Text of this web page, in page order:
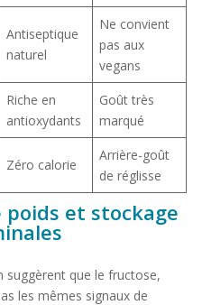
Antiseptique
naturel
Ne convient
pas aux
vegans
Riche en
antioxydants
Goût très
marqué
Zéro calorie
Arrière-goût
de réglisse
poids et stockage
suggèrent que le fructose,
les mêmes signaux de